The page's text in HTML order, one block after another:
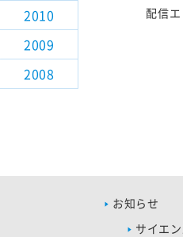
2010
2009
2008
配信
お知らせ
サイエ